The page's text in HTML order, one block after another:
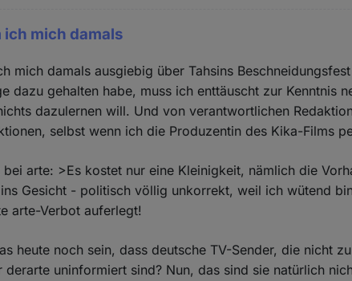
ich mich damals
mich damals ausgiebig über Tahsins
dazu gehalten habe, muss ich enttäuscht zur Kenntnis
dazulernen will. Und von verantwortlichen
selbst wenn ich die Produzentin des Kika-Films
bei arte: >Es kostet nur eine Kleinigkeit, nämlich die
Gesicht - politisch völlig unkorrekt, weil ich wütend
arte-Verbot auferlegt!
heute noch sein, dass deutsche TV-Sender, die nicht
derarte uninformiert sind? Nun, das sind sie natürlich